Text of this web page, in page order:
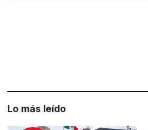
Lo más leído